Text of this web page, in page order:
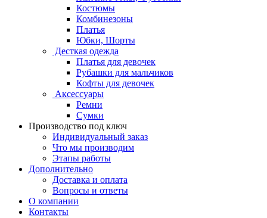
Костюмы
Комбинезоны
Платья
Юбки, Шорты
Десткая одежда
Платья для девочек
Рубашки для мальчиков
Кофты для девочек
Аксессуары
Ремни
Сумки
Производство под ключ
Индивидуальный заказ
Что мы производим
Этапы работы
Дополнительно
Доставка и оплата
Вопросы и ответы
О компании
Контакты